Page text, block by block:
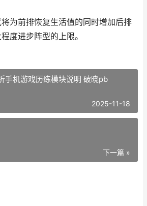
为前排恢复生活值的同时增加后排
度进步阵型的上限。
手机游戏历练模块说明 破晓pb
2025-11-18
下一篇 »